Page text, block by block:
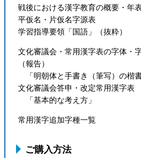
戦後における漢字教育の概要・年
平仮名・片仮名字源表
学習指導要領「国語」（抜粋）
文化審議会・常用漢字表の字体・
（報告）
「明朝体と手書き（筆写）の楷書
文化審議会答申・改定常用漢字表
「基本的な考え方」
常用漢字追加字種一覧
ご購入方法